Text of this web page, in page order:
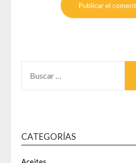
CATEGORÍAS